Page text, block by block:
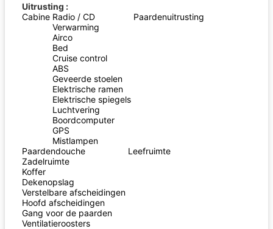
Uitrusting
Cabine Radio / CD
Verwarming
Airco
Bed
Cruise control
ABS
Geveerde stoelen
Elektrische ramen
Elektrische spiegels
Luchtvering
Boordcomputer
GPS
Mistlampen
Paardenuitrusting
Paardendouche
Zadelruimte
Koffer
Dekenopslag
Verstelbare afscheidingen
Hoofd afscheidingen
Gang voor de paarden
Ventilatieroosters
Leefruimte